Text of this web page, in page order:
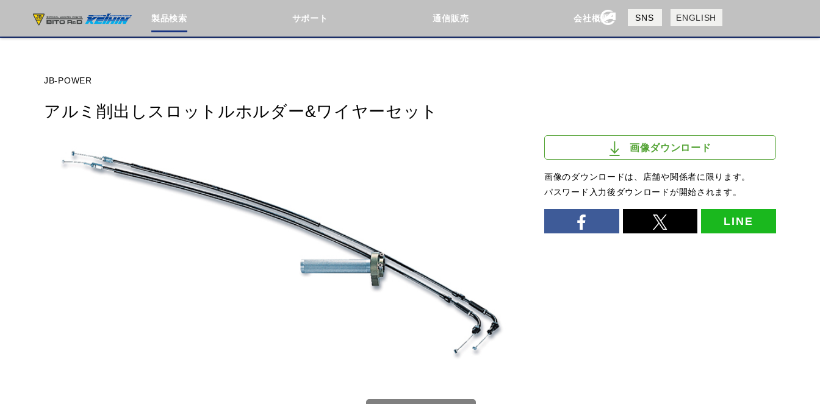
製品検索 サポート 通信販売 会社概要
会社概要
採用情報
SNS ENGLISH
JB-POWER
アルミ削出しスロットルホルダー&ワイヤーセット
画像ダウンロード
画像のダウンロードは、店舗や関係者に限ります。
パスワード入力後ダウンロードが開始されます。
LINE